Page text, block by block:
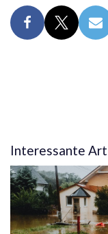
Interessante